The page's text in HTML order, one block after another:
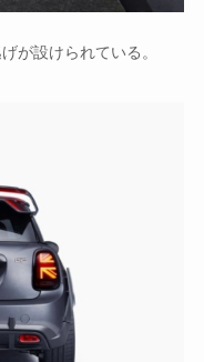
が設けられている。